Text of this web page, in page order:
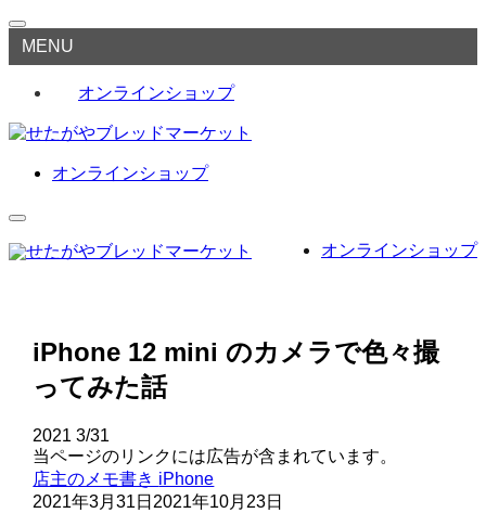
MENU
オンラインショップ
オンラインショップ
オンラインショップ
iPhone 12 mini のカメラで色々撮
ってみた話
2021 3/31
当ページのリンクには広告が含まれています。
店主のメモ書き iPhone
2021年3月31日 2021年10月23日